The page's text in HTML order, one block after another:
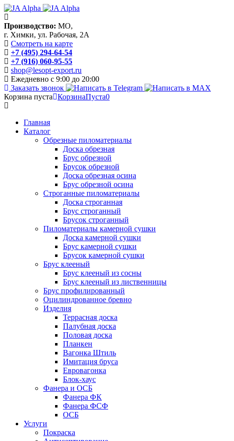
Производство: МО,
г. Химки, ул. Рабочая, 2А
Смотреть на карте
+7 (495) 294-64-54
+7 (916) 060-95-55
shop@lesopt-export.ru
Ежедневно с 9:00 до 20:00
Заказать звонок
Корзина пуста
КорзинаПуста0
Главная
Каталог
Обрезные пиломатериалы
Доска обрезная
Брус обрезной
Брусок обрезной
Доска обрезная осина
Брус обрезной осина
Строганные пиломатериалы
Доска строганная
Брус строганный
Брусок строганный
Пиломатериалы камерной сушки
Доска камерной сушки
Брус камерной сушки
Брусок камерной сушки
Брус клееный
Брус клееный из сосны
Брус клееный из лиственницы
Брус профилированный
Оцилиндрованное бревно
Изделия
Террасная доска
Палубная доска
Половая доска
Планкен
Вагонка Штиль
Имитация бруса
Евровагонка
Блок-хаус
Фанера и ОСБ
Фанера ФК
Фанера ФСФ
ОСБ
Услуги
Покраска